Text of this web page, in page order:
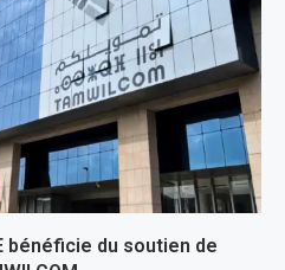
bénéficie du soutien de